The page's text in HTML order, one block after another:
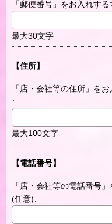
「郵便番号」をお入れす
最大30文字
【住所】
「店・会社等の住所」を
:
最大100文字
【電話番号】
「店・会社等の電話番号
(任意):